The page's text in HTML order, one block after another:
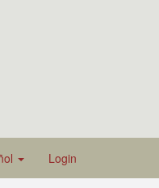
Login